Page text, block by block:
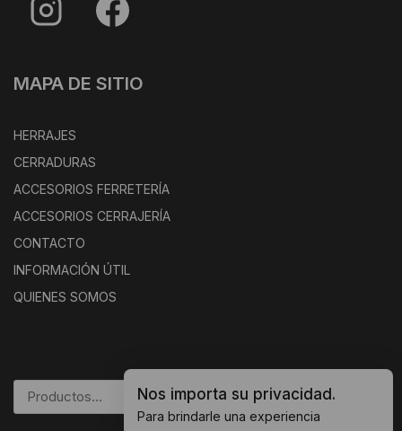
MAPA DE SITIO
HERRAJES
CERRADURAS
ACCESORIOS FERRETERÍA
ACCESORIOS CERRAJERÍA
CONTACTO
INFORMACIÓN ÚTIL
QUIENES SOMOS
BUSCAR
Nos importa su privacidad.
Para brindarle una experiencia